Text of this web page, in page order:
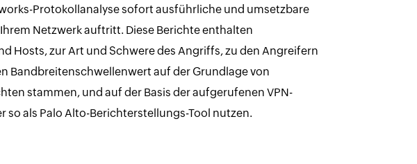
Protokollanalyse sofort ausführliche und umsetzbare
Netzwerk auftritt. Diese Berichte enthalten
Hosts, zur Art und Schwere des Angriffs, zu den Angreifern
Bandbreitenschwellenwert auf der Grundlage von
stammen, und auf der Basis der aufgerufenen VPN-
als Palo Alto-Berichterstellungs-Tool nutzen.